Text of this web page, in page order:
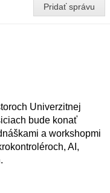
Pridať správu
Univerzitnej
bude konať
a workshopmi
AI,